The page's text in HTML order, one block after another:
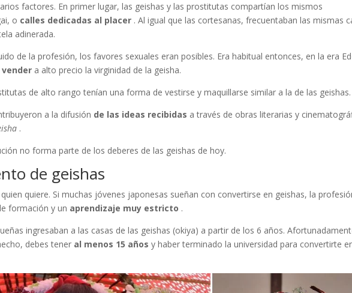
factores. En primer lugar, las geishas y las prostitutas compartían los mismos
o calles dedicadas al placer . Al igual que las cortesanas, frecuentaban las mismas
adinerada.
de la profesión, los favores sexuales eran posibles. Era habitual entonces, en la era
vender a alto precio la virginidad de la geisha.
de alto rango tenían una forma de vestirse y maquillarse similar a la de las geishas.
a la difusión de las ideas recibidas a través de obras literarias y
.
no forma parte de los deberes de las geishas de hoy.
de geishas
quiere. Si muchas jóvenes japonesas sueñan con convertirse en geishas, ​​la
formación y un aprendizaje muy estricto .
ingresaban a las casas de las geishas (okiya) a partir de los 6 años.
debes tener al menos 15 años y haber terminado la universidad para convertirte